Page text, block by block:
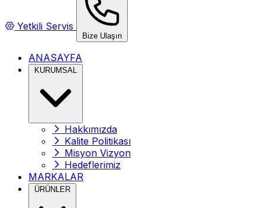
Yetkili Servis
Bize Ulaşın
ANASAYFA
KURUMSAL
Hakkımızda
Kalite Politikası
Misyon Vizyon
Hedeflerimiz
MARKALAR
ÜRÜNLER